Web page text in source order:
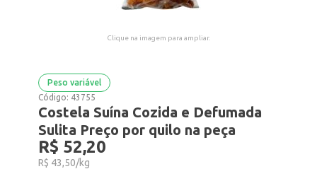
Clique na imagem para ampliar.
Peso variável
Código: 43755
Costela Suína Cozida e Defumada
Sulita Preço por quilo na peça
R$ 52,20
R$ 43,50/kg